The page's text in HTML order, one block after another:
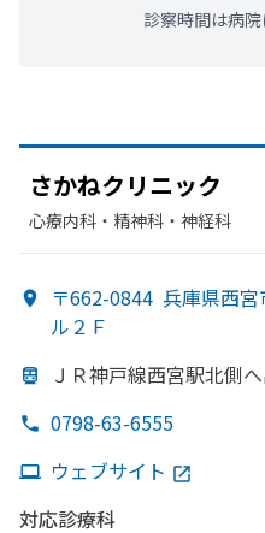
診察時間は病
さかねクリニック
心療内科・​精神科・神経科
〒662-0844 兵庫県西
ル２Ｆ
ＪＲ神戸線西宮駅北側へ
0798-63-6555
ウェブサイト
対応診療科